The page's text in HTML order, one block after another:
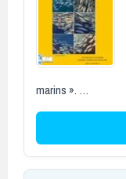
marins ». …